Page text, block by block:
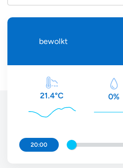
bewolkt
21.4°C 0%
20:00